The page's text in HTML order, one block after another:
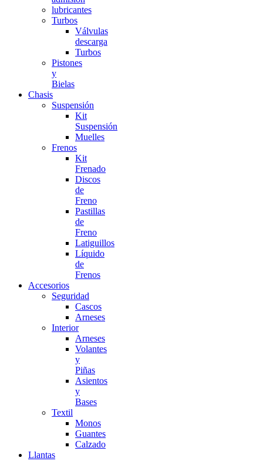
lubricantes
Turbos
Válvulas
descarga
Turbos
Pistones
y
Bielas
Chasis
Suspensión
Kit
Suspensión
Muelles
Frenos
Kit
Frenado
Discos
de
Freno
Pastillas
de
Freno
Latiguillos
Líquido
de
Frenos
Accesorios
Seguridad
Cascos
Arneses
Interior
Arneses
Volantes
y
Piñas
Asientos
y
Bases
Textil
Monos
Guantes
Calzado
Llantas